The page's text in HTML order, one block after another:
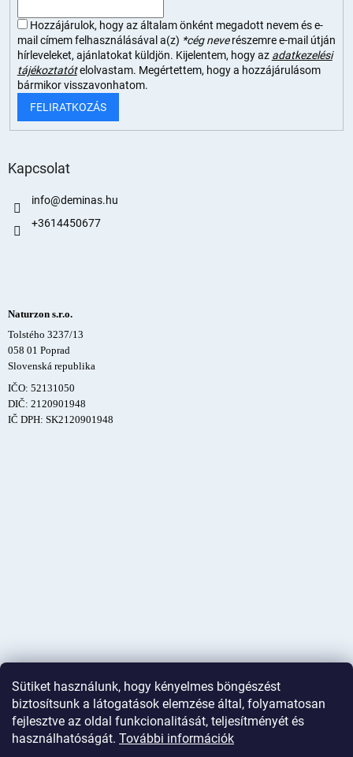
Sütiket használunk, hogy kényelmes böngészést
biztosítsunk a látogatások elemzése által, folyamatosan
fejlesztve az oldal funkcionalitását, teljesítményét és
használhatóságát. További információk
Hozzájárulok, hogy az általam önként megadott nevem és e-
mail címem felhasználásával a(z) *cég neverészemre e-mail útján
hírleveleket, ajánlatokat küldjön. Kijelentem, hogy az adatkezelési
tájékoztatót elolvastam. Megértettem, hogy a hozzájárulásom
bármikor visszavonhatom.
FELIRATKOZÁS
Kapcsolat
info@deminas.hu
+3614450677
Naturzon s.r.o.
Tolstého 3237/13
058 01 Poprad
Slovenská republika
IČO: 52131050
DIČ: 2120901948
IČ DPH: SK2120901948